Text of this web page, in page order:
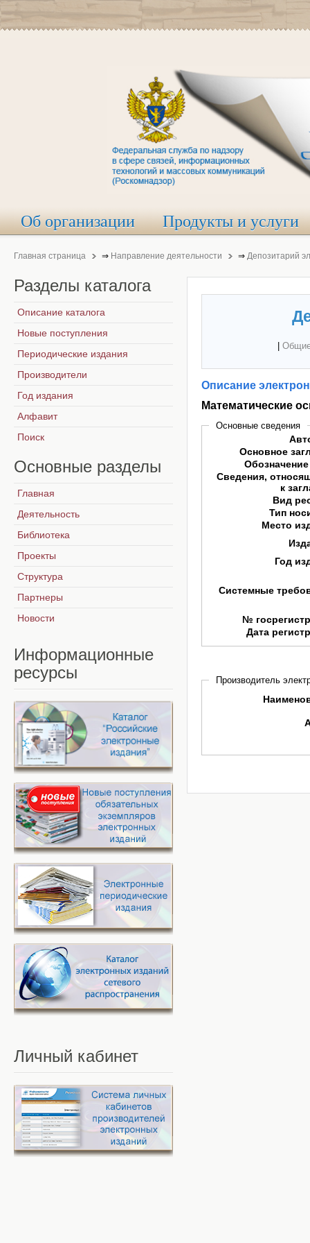
Об организации Продукты и услуги
Главная страница ⇒ Направление деятельности ⇒ Депозитарий
Описание
Математические
Основные сведения
Основное
Сведения,
к
Вид
Тип
Место
Год
Системные
№
Дата
Производитель
Разделы каталога
Описание каталога
Новые поступления
Периодические издания
Производители
Год издания
Алфавит
Поиск
Основные разделы
Главная
Деятельность
Библиотека
Проекты
Структура
Партнеры
Новости
Информационные
ресурсы
Личный кабинет